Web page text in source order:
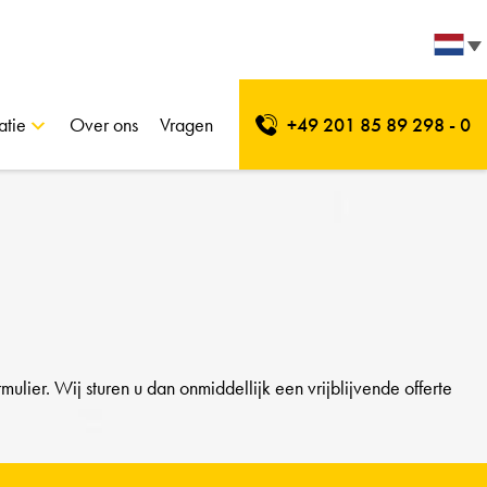
Over ons Vragen +49 201 85 89 298 - 0
Wij sturen u dan onmiddellijk een vrijblijvende offerte